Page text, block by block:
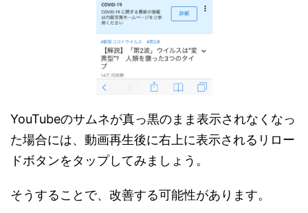
YouTubeのサムネが真っ黒のまま表示されなくなっ
た場合には、動画再生後に右上に表示されるリロー
ドボタンをタップしてみましょう。
そうすることで、改善する可能性があります。